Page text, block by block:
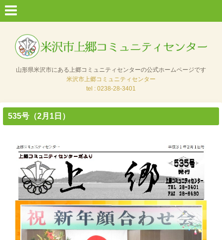
山形県米沢市にある上郷コミュニティセンターの公式ホームページです
米沢市上郷コミュニティセンター
tel : 0238-28-3401
535号（2月1日）